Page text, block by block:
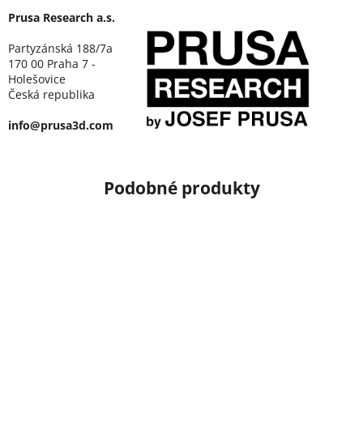
Prusa Research a.s.
Partyzánská 188/7a
170 00 Praha 7 -
Holešovice
Česká republika
info@prusa3d.com